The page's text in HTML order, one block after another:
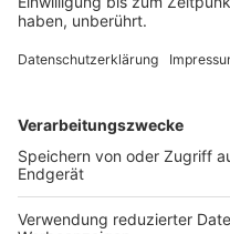
Teilnehmer
einen Bezug zum
Grüne fordern